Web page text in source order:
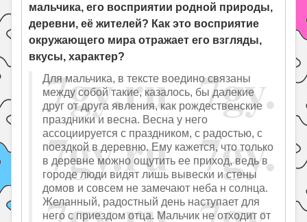
мальчика, его восприятии родной природы,
деревни, её жителей? Как это восприятие
окружающего мира отражает его взгляды,
вкусы, характер?
Для мальчика, в тексте воедино связаны
между собой такие, казалось, бы далекие
друг от друга явления, как рождественские
праздники и весна. Весна у него
ассоциируется с праздником, с радостью, с
поездкой в деревню. Ему кажется, что только
в деревне можно ощутить ее приход, ведь в
городе люди видят лишь вывески и стены
домов и совсем не замечают неба н солнца.
Желанный, радостный день наступает для
него с приездом отца. Мальчик не отходит от